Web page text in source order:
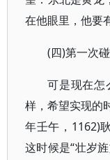
在他眼里，他要
(四)第一次
可是现在怎
样，希望实现的
年壬午，1162)
这时候是“壮岁